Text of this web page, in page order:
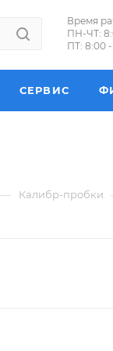
Время
ПН-ЧТ:
ПТ: 8:00 -
СЕРВИС
— Калибр-пробки